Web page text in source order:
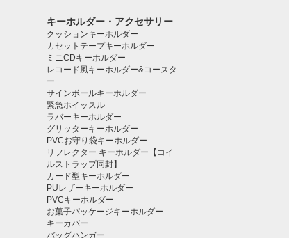
キーホルダー・アクセサリー
クッションキーホルダー
カセットテープキーホルダー
ミニCDキーホルダー
レコード風キーホルダー&コースタ
ー
サインボールキーホルダー
緊急ホイッスル
ラバーキーホルダー
グリッターキーホルダー
PVCお守り袋キーホルダー
リフレクター キーホルダー【コイ
ルストラップ同封】
カード型キーホルダー
PUレザーキーホルダー
PVCキーホルダー
お菓子パッケージキーホルダー
キーカバー
バッグハンガー